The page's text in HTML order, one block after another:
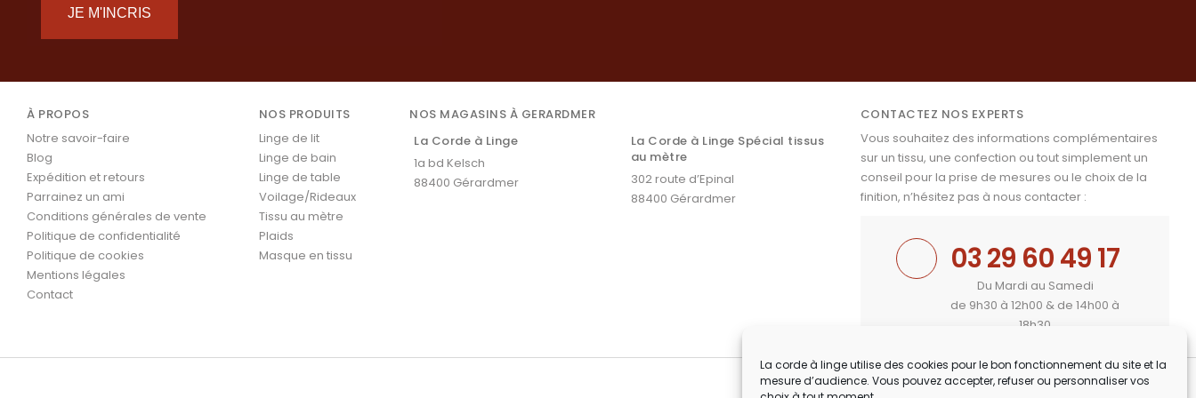
La corde à linge utilise des cookies pour le bon fonctionnement du site et la
mesure d’audience. Vous pouvez accepter, refuser ou personnaliser vos
JE M'INCRIS
À PROPOS
Notre savoir-faire
Blog
Expédition et retours
Parrainez un ami
Conditions générales de vente
Politique de confidentialité
Politique de cookies
Mentions légales
Contact
NOS PRODUITS
Linge de lit
Linge de bain
Linge de table
Voilage/Rideaux
Tissu au mètre
Plaids
Masque en tissu
NOS MAGASINS À GERARDMER
La Corde à Linge
1a bd Kelsch
88400 Gérardmer
La Corde à Linge Spécial tissus
au mètre
302 route d’Epinal
88400 Gérardmer
CONTACTEZ NOS EXPERTS
Vous souhaitez des informations complémentaires
sur un tissu, une confection ou tout simplement un
conseil pour la prise de mesures ou le choix de la
finition, n’hésitez pas à nous contacter :
03 29 60 49 17
Du Mardi au Samedi
de 9h30 à 12h00 & de 14h00 à
18h30